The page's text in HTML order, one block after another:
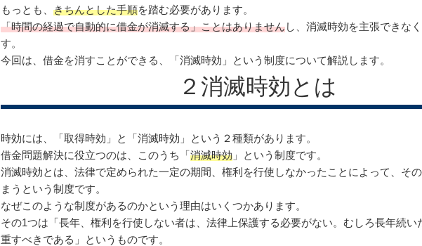
もっとも、 きちんとした手順を踏む必要があります。
「時間の経過で自動的に借金が消滅する」ことはありませんし、消滅時効を主張できな
す。
今回は、借金を消すことができる、「消滅時効」という制度について解説します。
２消滅時効とは
時効には、「取得時効」と「消滅時効」という２種類があります。
借金問題解決に役立つのは、このうち「消滅時効」という制度です。
消滅時効とは、法律で定められた一定の期間、権利を行使しなかったことによって、そ
まうという制度です。
なぜこのような制度があるのかという理由はいくつかあります。
その1つは「長年、権利を行使しない者は、法律上保護する必要がない。むしろ長年続い
重すべきである」というものです。